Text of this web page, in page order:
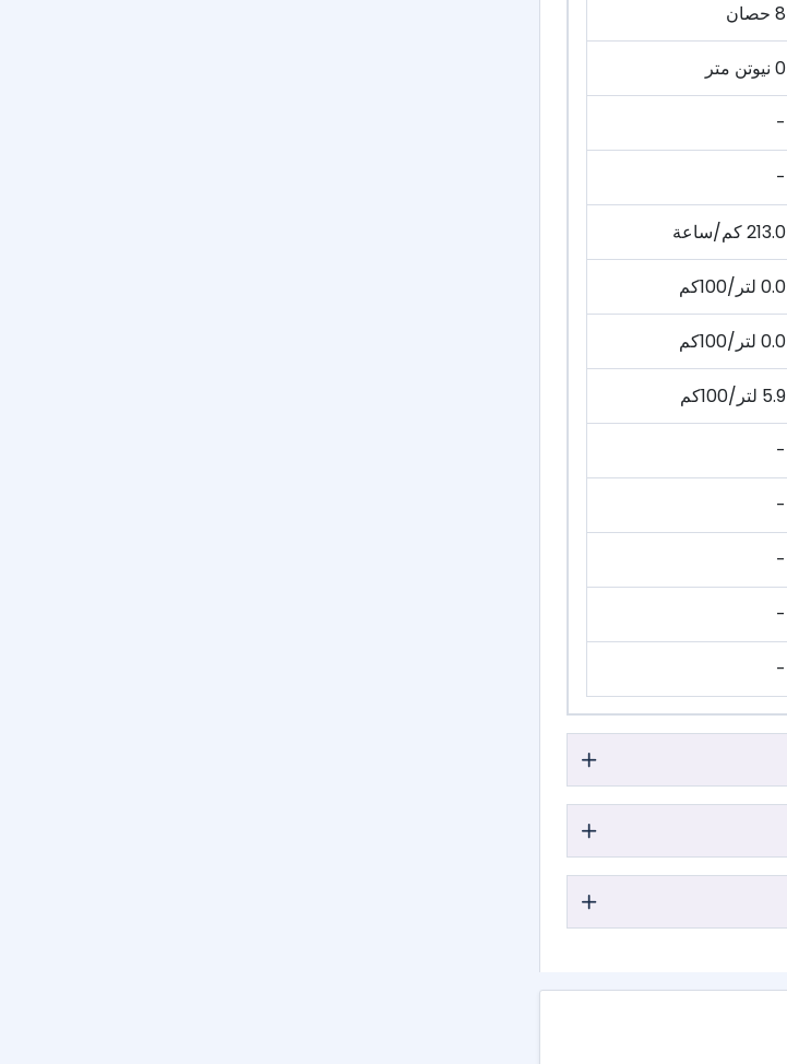
8 حصان
0 نيوتن متر
-
-
213.0 كم/ساعة
0.0 لتر/100كم
0.0 لتر/100كم
5.9 لتر/100كم
-
-
-
-
-